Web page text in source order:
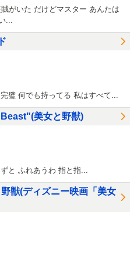
がいた だけどマスター あんたは
...
璧 何でも持ってる 私はすべて...
美女と野獣)
と ふれあうわ 指と指...
獣(ディズニー映画「美女